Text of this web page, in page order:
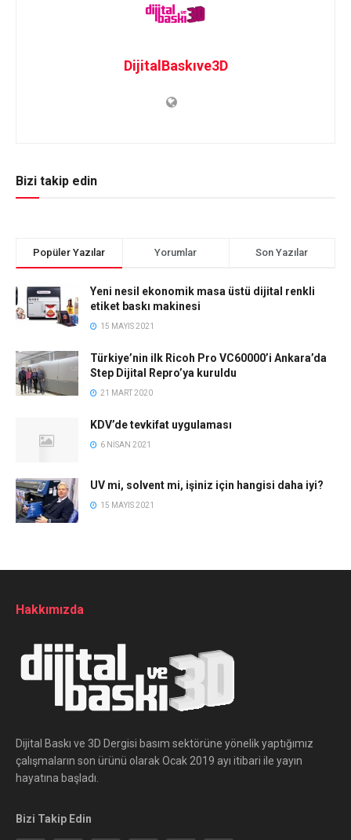
DijitalBaskıve3D
Bizi takip edin
Popüler Yazılar Yorumlar Son Yazılar
Yeni nesil ekonomik masa üstü dijital renkli
etiket baskı makinesi
15 MAYIS 2021
Türkiye’nin ilk Ricoh Pro VC60000’i Ankara’da
Step Dijital Repro’ya kuruldu
21 MART 2020
KDV’de tevkifat uygulaması
6 NISAN 2021
UV mi, solvent mi, işiniz için hangisi daha iyi?
15 MAYIS 2021
Hakkımızda
Dijital Baskı ve 3D Dergisi basım sektörüne yönelik yaptığımız
çalışmaların son ürünü olarak Ocak 2019 ayı itibari ile yayın
hayatına başladı.
Bizi Takip Edin